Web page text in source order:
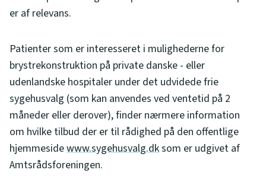
er af relevans.
Patienter som er interesseret i mulighederne for
brystrekonstruktion på private danske - eller
udenlandske hospitaler under det udvidede frie
sygehusvalg (som kan anvendes ved ventetid på 2
måneder eller derover), finder nærmere information
om hvilke tilbud der er til rådighed på den offentlige
hjemmesidewww.sygehusvalg.dksom er udgivet af
Amtsrådsforeningen.